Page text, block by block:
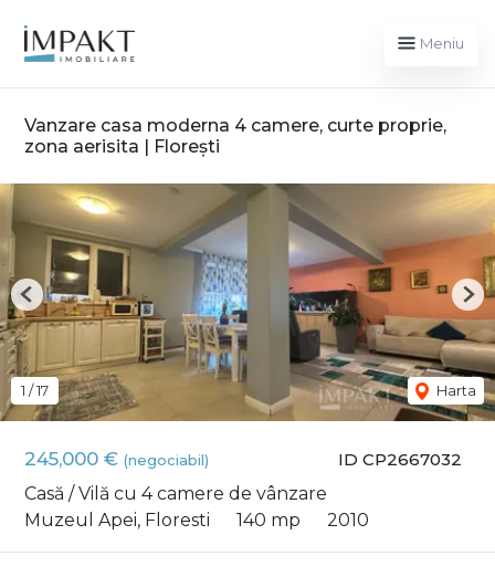
Meniu
Vanzare casa moderna 4 camere, curte proprie,
zona aerisita | Florești
ID CP2667032
245,000 € (negociabil)
Casă / Vilă cu 4 camere de vânzare
Muzeul Apei, Floresti
140 mp 2010
1 /17 Harta
Previous